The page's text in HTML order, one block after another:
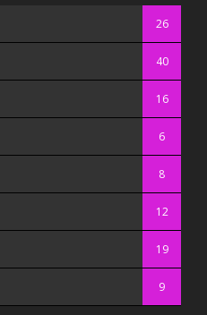
26
40
16
6
8
12
19
9